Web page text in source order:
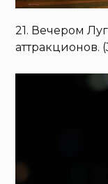
21. Вечером
аттракционов.